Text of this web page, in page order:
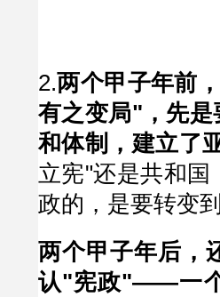
2.两个甲子年前
有之变局"，先
和体制，建立了
立宪"还是共和国
政的，是要转变
两个甲子年后，
认"宪政"——一